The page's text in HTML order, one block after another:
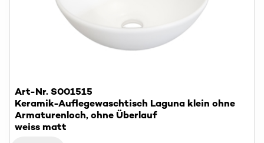
Art-Nr. S001515
Keramik-Auflegewaschtisch Laguna klein ohne
Armaturenloch, ohne Überlauf
weiss matt